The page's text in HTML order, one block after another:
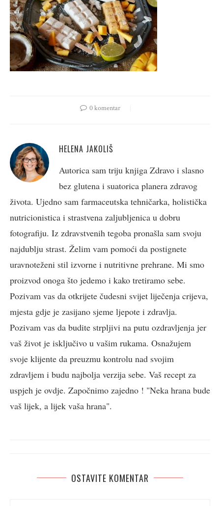
0 komentar
HELENA JAKOLIŠ
Autorica sam triju knjiga Zdravo i slasno
bez glutena i suatorica planera zdravog
života. Ujedno sam farmaceutska tehničarka, holistička
nutricionistica i strastvena zaljubljenica u dobru
fotografiju. Iz zdravstvenih tegoba pronašla sam svoju
najdublju strast. Želim vam pomoći da postignete
uravnoteženi stil izvorne i nutritivne prehrane. Mi smo
proizvod onoga što jedemo i kako tretiramo sebe.
Pozivam vas da otkrijete čudesni svijet liječenja crijeva,
mjesta gdje je zasijano sjeme ljepote i zdravlja.
Pozivam vas da budite strpljivi na putu ozdravljenja jer
vaš život je isključivo u vašim rukama. Osnažujem
svoje klijente da preuzmu kontrolu nad svojim
zdravljem i budu najbolja verzija sebe. Vaš recept za
uspjeh je ovdje. Započnimo zajedno ! "Neka hrana bude
vaš lijek, a lijek vaša hrana".
OSTAVITE KOMENTAR